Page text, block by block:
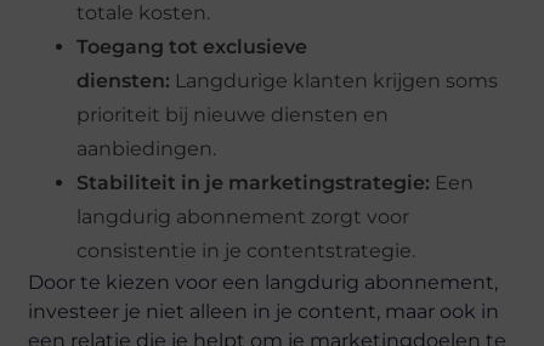
totale kosten.
Toegang tot exclusieve
diensten: Langdurige klanten krijgen soms
prioriteit bij nieuwe diensten en
aanbiedingen.
Stabiliteit in je marketingstrategie: Een
langdurig abonnement zorgt voor
consistentie in je contentstrategie.
Door te kiezen voor een langdurig abonnement,
investeer je niet alleen in je content, maar ook in
een relatie die je helpt om je marketingdoelen te